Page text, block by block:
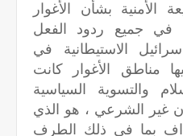
الأمنية بشأن الأغوار
في جميع ردود الفعل
الاستيطانية في
مناطق الأغوار كانت
والتسوية السياسية
غير الشرعي ، هو الذي
بما في ذلك الطرف